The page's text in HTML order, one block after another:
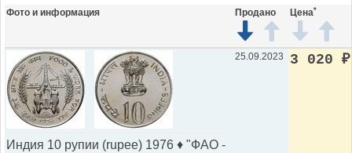
Фото и информация Продано Цена*
Индия 10 рупии (rupee) 1976 ♦ "ФАО -
25.09.2023 3 020 ₽